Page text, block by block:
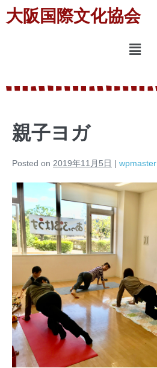
大阪国際文化協会
親子ヨガ
Posted on 2019年11月5日 | wpmaster